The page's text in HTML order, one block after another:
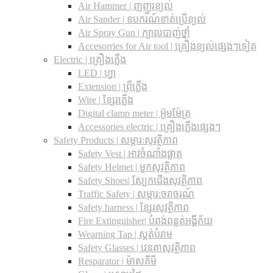
Air Hammer | ញញួរខ្យល់
Air Sander | ឧបករណ៍ខាត់ប្រើខ្យល់
Air Spray Gun | ក្បាលបាញ់ថ្នាំ
Accesorries for Air tool | គ្រឿងខ្យល់ផ្សេងៗទៀត
Electric | គ្រឿងភ្លើង
LED | ហ្វា
Extension | ព្រីភ្លើង
Wire | ខ្សែរភ្លើង
Digital clamp meter | អ៊ូមម៉ែត្រ
Accessories electric | គ្រឿងភ្លើងផ្សេងៗ
Safety Products | សម្ភារ:សុវត្ថិភាព
Safety Vest | អាវចំណាំងផ្លាត
Safety Helmet | មួកសុវត្ថិភាព
Safety Shoes| ស្បែកជើងសុវត្ថិភាព
Traffic Safety​ | សម្ភារ:ចរាចរណ៍
Safety harness | ខ្សែរសុវត្ថិភាព
Fire Extinguisher| បំពង់ពន្លត់អង្គីភ័យ
Wearning Tap | ស្គត់បំរាម
Safety Glasses | វេនតាសុវត្ថិភាព
Resparator | ម៉ាសគីមី